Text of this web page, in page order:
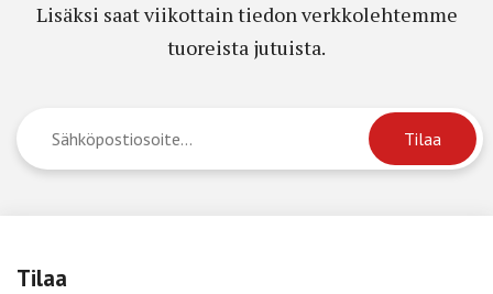
Lisäksi saat viikottain tiedon verkkolehtemme
tuoreista jutuista.
Tilaa